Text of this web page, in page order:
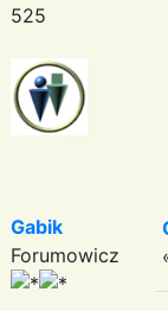
525
Gabik
Forumowicz